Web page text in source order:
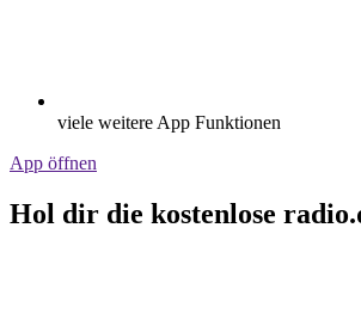
viele weitere App Funktionen
App öffnen
Hol dir die kostenlose